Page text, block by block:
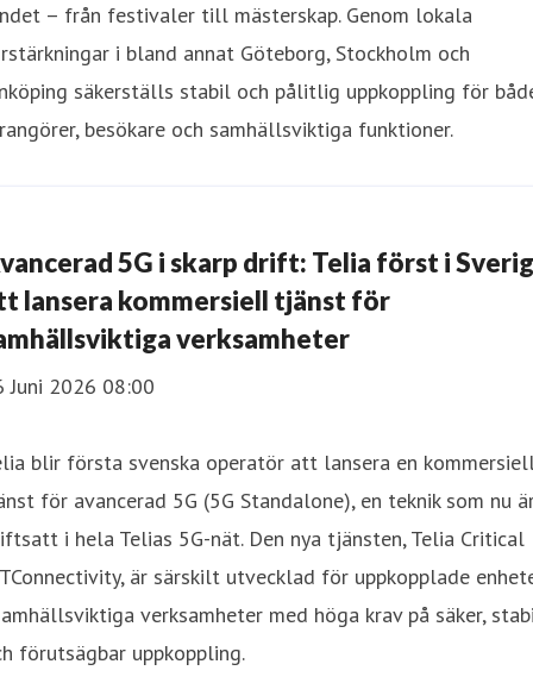
– från festivaler till mästerskap. Genom lokala
i bland annat Göteborg, Stockholm och
säkerställs stabil och pålitlig uppkoppling för
besökare och samhällsviktiga funktioner.
5G i skarp drift: Telia först i
lansera kommersiell tjänst för
verksamheter
Juni 2026 08:00
blir första svenska operatör att lansera en
för avancerad 5G (5G Standalone), en teknik som nu
i hela Telias 5G-nät. Den nya tjänsten, Telia Critical
är särskilt utvecklad för uppkopplade
verksamheter med höga krav på säker,
förutsägbar uppkoppling.